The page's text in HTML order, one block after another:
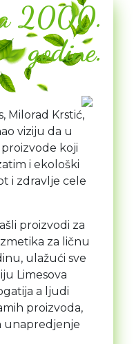
2000.
godine.
Milorad Krstić,
viziju da u
koji
i ekološki
i zdravlje cele
proizvodi za
za ličnu
ulažući sve
Limesova
a ljudi
proizvoda,
unapredjenje